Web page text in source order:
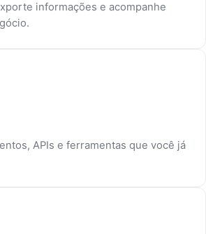
informações e acompanhe
APIs e ferramentas que você já